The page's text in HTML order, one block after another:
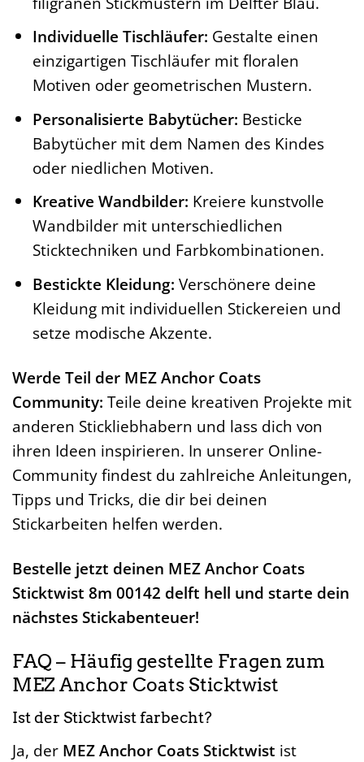
Individuelle Tischläufer: Gestalte einen
einzigartigen Tischläufer mit floralen
Motiven oder geometrischen Mustern.
Personalisierte Babytücher: Besticke
Babytücher mit dem Namen des Kindes
oder niedlichen Motiven.
Kreative Wandbilder: Kreiere kunstvolle
Wandbilder mit unterschiedlichen
Sticktechniken und Farbkombinationen.
Bestickte Kleidung: Verschönere deine
Kleidung mit individuellen Stickereien und
setze modische Akzente.
Werde Teil der MEZ Anchor Coats
Community: Teile deine kreativen Projekte mit
anderen Stickliebhabern und lass dich von
ihren Ideen inspirieren. In unserer Online-
Community findest du zahlreiche Anleitungen,
Tipps und Tricks, die dir bei deinen
Stickarbeiten helfen werden.
Bestelle jetzt deinen MEZ Anchor Coats
Sticktwist 8m 00142 delft hell und starte dein
nächstes Stickabenteuer!
FAQ – Häufig gestellte Fragen zum
MEZ Anchor Coats Sticktwist
Ist der Sticktwist farbecht?
Ja, der MEZ Anchor Coats Sticktwist ist